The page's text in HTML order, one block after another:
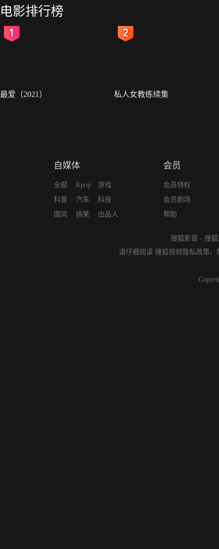
电影排行榜
最爱（2021） 私人女教练续集
自媒体
全部
科普
国风
Kpop
汽车
搞笑
游戏
科技
出品人
会员
会员特权
会员剧场
帮助
搜狐影音 - 搜
请仔细阅读 搜狐视频隐私政策、